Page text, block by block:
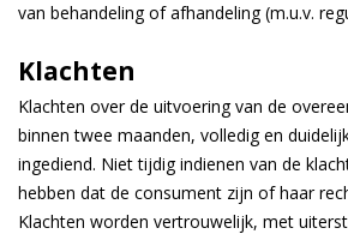
van behandeling of afhandeling (m.u.v.
Klachten
Klachten over de uitvoering van de
binnen twee maanden, volledig en
ingediend. Niet tijdig indienen van de
hebben dat de consument zijn of haar
Klachten worden vertrouwelijk, met